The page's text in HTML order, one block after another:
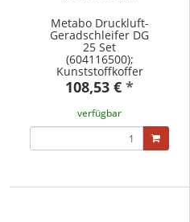
Metabo Druckluft-
Geradschleifer DG
25 Set
(604116500);
Kunststoffkoffer
108,53 € *
verfügbar